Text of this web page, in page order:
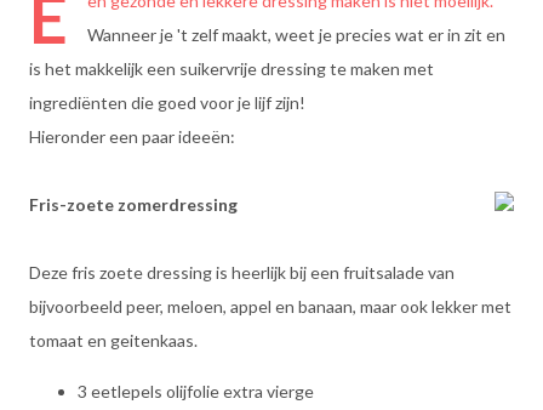
E
Wanneer je 't zelf maakt, weet je precies wat er in zit en
is het makkelijk een suikervrije dressing te maken met
ingrediënten die goed voor je lijf zijn!
Hieronder een paar ideeën:
Fris-zoete zomerdressing
Deze fris zoete dressing is heerlijk bij een fruitsalade van
bijvoorbeeld peer, meloen, appel en banaan, maar ook lekker met
tomaat en geitenkaas.
3 eetlepels olijfolie extra vierge